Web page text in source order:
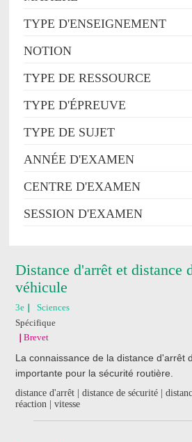
TYPE D'ENSEIGNEMENT
NOTION
TYPE DE RESSOURCE
TYPE D'ÉPREUVE
TYPE DE SUJET
ANNÉE D'EXAMEN
CENTRE D'EXAMEN
SESSION D'EXAMEN
Distance d'arrêt et distance
véhicule
3e
Sciences
Spécifique
Brevet
La connaissance de la distance d'arrêt
importante pour la sécurité routière.
distance d'arrêt | distance de sécurité |
réaction | vitesse